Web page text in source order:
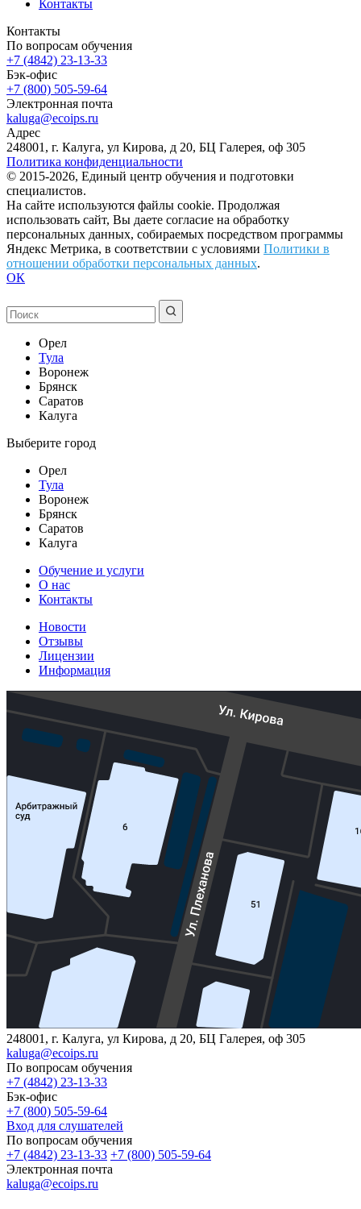
Контакты
Контакты
По вопросам обучения
+7 (4842) 23-13-33
Бэк-офис
+7 (800) 505-59-64
Электронная почта
kaluga@ecoips.ru
Адрес
248001, г. Калуга, ул Кирова, д 20, БЦ Галерея, оф 305
Политика конфиденциальности
© 2015-2026, Единый центр обучения и подготовки
специалистов.
На сайте используются файлы cookie. Продолжая
использовать сайт, Вы даете согласие на обработку
персональных данных, собираемых посредством программы
Яндекс Метрика, в соответствии с условиями Политики в
отношении обработки персональных данных.
ОК
Орел
Тула
Воронеж
Брянск
Саратов
Калуга
Выберите город
Орел
Тула
Воронеж
Брянск
Саратов
Калуга
Обучение и услуги
О нас
Контакты
Новости
Отзывы
Лицензии
Информация
248001, г. Калуга, ул Кирова, д 20, БЦ Галерея, оф 305
kaluga@ecoips.ru
По вопросам обучения
+7 (4842) 23-13-33
Бэк-офис
+7 (800) 505-59-64
Вход для слушателей
По вопросам обучения
+7 (4842) 23-13-33 +7 (800) 505-59-64
Электронная почта
kaluga@ecoips.ru